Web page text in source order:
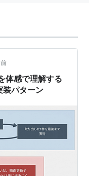
体感で理解する
パターン